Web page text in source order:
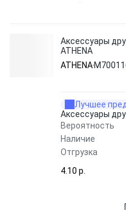
Аксессуары
ATHENA
ATHENA
Лучшее
Аксессуары
Вероятность
Наличие
Отгрузка
4.10 p.